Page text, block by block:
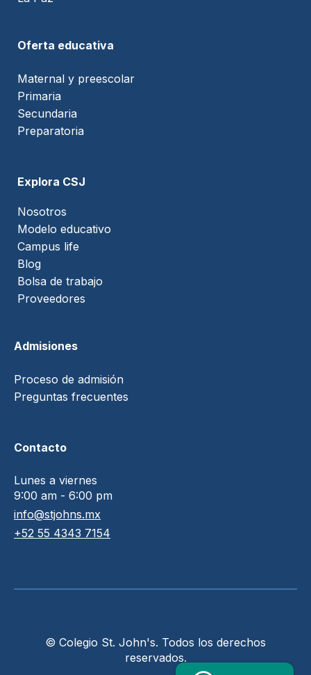
Oferta educativa
Maternal y preescolar
Primaria
Secundaria
Preparatoria
Explora CSJ
Nosotros
Modelo educativo
Campus life
Blog
Bolsa de trabajo
Proveedores
Admisiones
Proceso de admisión
Preguntas frecuentes
Contacto
Lunes a viernes
9:00 am - 6:00 pm
info@stjohns.mx
+52 55 4343 7154
© Colegio St. John's. Todos los derechos
reservados.